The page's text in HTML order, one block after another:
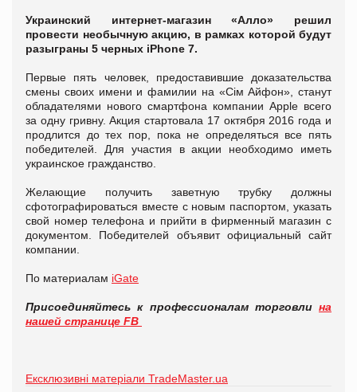
Украинский интернет-магазин «Алло» решил
провести необычную акцию, в рамках которой будут
разыграны 5 черных iPhone 7.
Первые пять человек, предоставившие доказательства
смены своих имени и фамилии на «Ciм Айфон», станут
обладателями нового смартфона компании Apple всего
за одну гривну. Акция стартовала 17 октября 2016 года и
продлится до тех пор, пока не определяться все пять
победителей. Для участия в акции необходимо иметь
украинское гражданство.
Желающие получить заветную трубку должны
сфотографироваться вместе с новым паспортом, указать
свой номер телефона и прийти в фирменный магазин с
документом. Победителей объявит официальный сайт
компании.
По материалам iGate
Присоединяйтесь к профессионалам торговли на
нашей странице FB
Ексклюзивні матеріали TradeMaster.ua